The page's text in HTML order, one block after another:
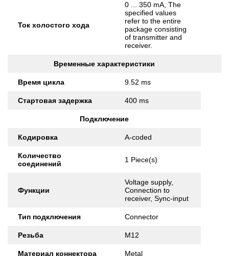
Ток холостого хода
0 ... 350 mA, The
specified values
refer to the entire
package consisting
of transmitter and
receiver.
Временные характеристики
Время цикла 9.52 ms
Стартовая задержка 400 ms
Подключение
Кодировка A-coded
Количество
соединений
1 Piece(s)
Функции
Voltage supply,
Connection to
receiver, Sync-input
Тип подключения Connector
Резьба M12
Материал коннектора Metal